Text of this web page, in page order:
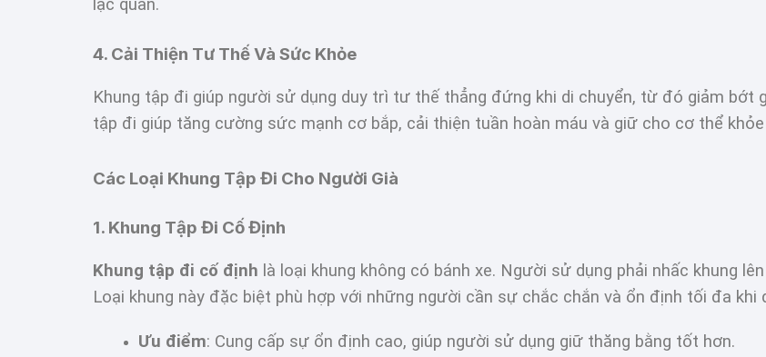
lạc quan.
4. Cải Thiện Tư Thế Và Sức Khỏe
Khung tập đi giúp người sử dụng duy trì tư thế thẳng đứng khi di chuyển, từ đó giảm bớt
tập đi giúp tăng cường sức mạnh cơ bắp, cải thiện tuần hoàn máu và giữ cho cơ thể
Các Loại Khung Tập Đi Cho Người Già
1. Khung Tập Đi Cố Định
Khung tập đi cố định là loại khung không có bánh xe. Người sử dụng phải nhấc khung
Loại khung này đặc biệt phù hợp với những người cần sự chắc chắn và ổn định tối đa khi
Ưu điểm: Cung cấp sự ổn định cao, giúp người sử dụng giữ thăng bằng tốt hơn.